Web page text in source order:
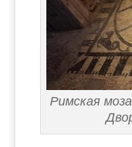
Римская